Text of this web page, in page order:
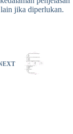
lain jika diperlukan.